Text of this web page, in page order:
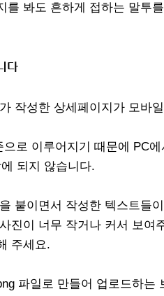
를 봐도 흔하게 접하는 말투
다
작성한 상세페이지가 모바
로 이루어지기 때문에 PC
되지 않습니다.
붙이면서 작성한 텍스트들
진이 너무 작거나 커서 보여
주세요.
파일로 만들어 업로드하는